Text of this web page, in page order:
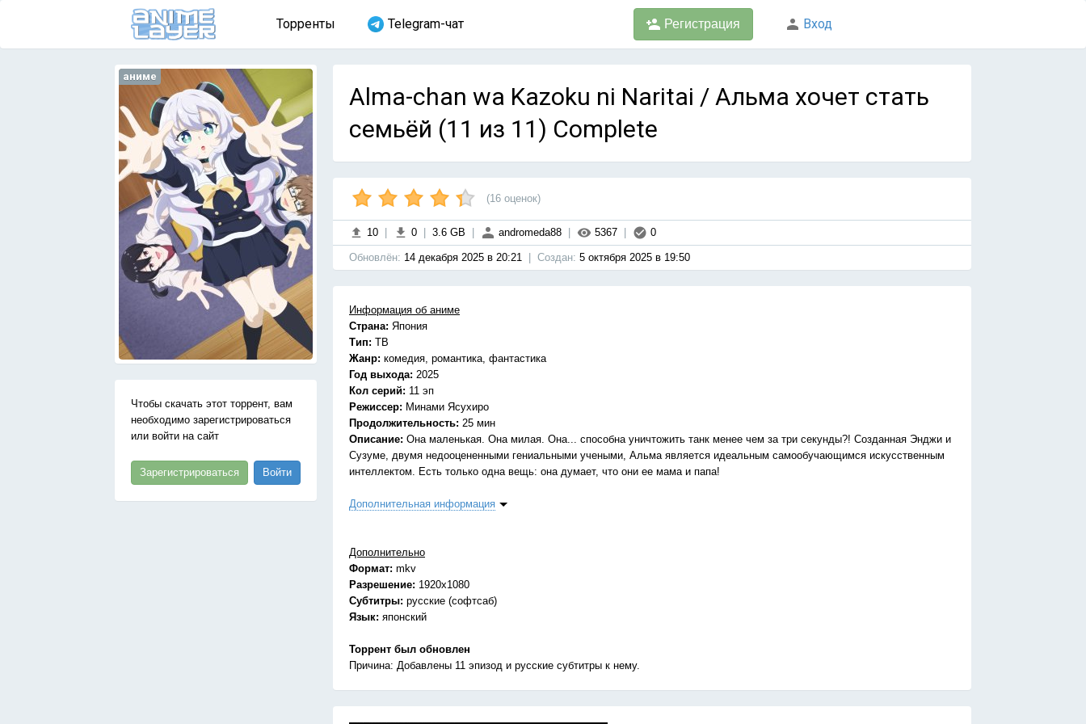
Торренты Telegram-чат Регистрация Вход
аниме
Чтобы скачать этот торрент, вам
необходимо зарегистрироваться
или войти на сайт
Зарегистрироваться Войти
Alma-chan wa Kazoku ni Naritai / Альма хочет стать
семьёй (11 из 11) Complete
(16 оценок)
10 0 3.6 GB andromeda88 5367 0
Обновлён: 14 декабря 2025 в 20:21 Cоздан: 5 октября 2025 в 19:50
Информация об аниме
Страна: Япония
Тип: ТВ
Жанр: комедия, романтика, фантастика
Год выхода: 2025
Кол серий: 11 эп
Режиссер: Минами Ясухиро
Продолжительность: 25 мин
Описание: Она маленькая. Она милая. Она... способна уничтожить танк менее чем за три секунды?! Созданная Энджи и
Сузуме, двумя недооцененными гениальными учеными, Альма является идеальным самообучающимся искусственным
интеллектом. Есть только одна вещь: она думает, что они ее мама и папа!
Дополнительная информация
Дополнительно
Формат: mkv
Разрешение: 1920x1080
Субтитры: русские (софтсаб)
Язык: японский
Торрент был обновлен
Причина: Добавлены 11 эпизод и русские субтитры к нему.